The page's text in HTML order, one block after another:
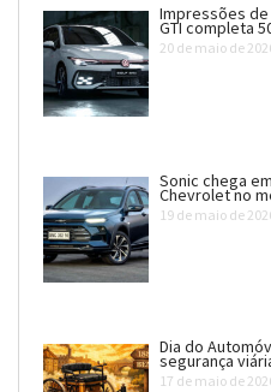
Impressões de
GTI completa
20 de maio de
Sonic chega
Chevrolet no
19 de maio de
Dia do
segurança
17 de maio de